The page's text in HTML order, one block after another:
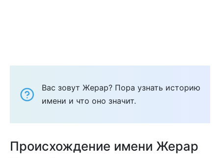
Вас зовут Жерар? Пора узнать историю
имени и что оно значит.
Происхождение имени Жерар